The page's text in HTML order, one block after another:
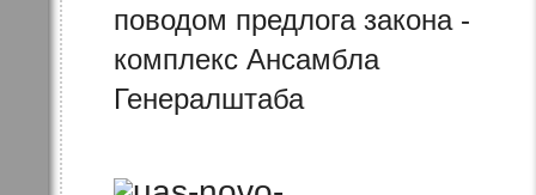
поводом предлога закона -
комплекс Ансамбла
Генералштаба